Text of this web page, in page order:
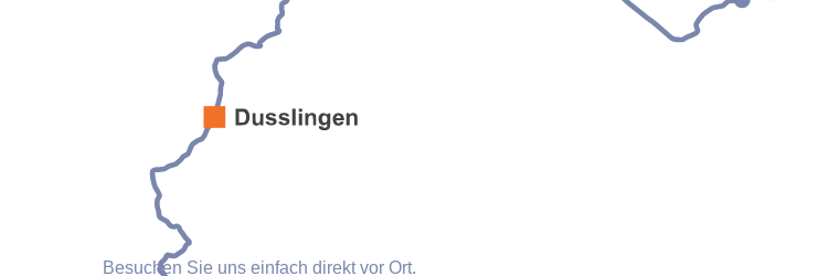
Besuchen Sie uns einfach direkt vor Ort.